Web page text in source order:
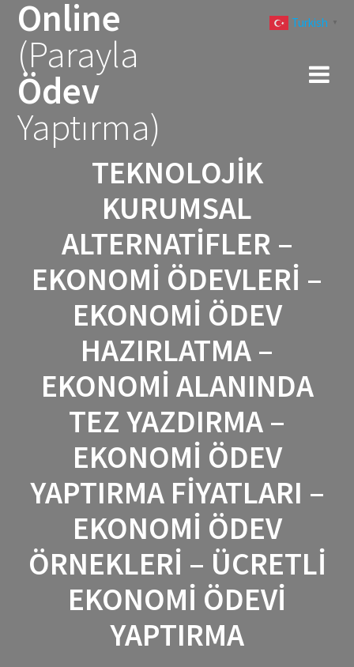
Online
(Parayla
Ödev
Yaptırma)
TEKNOLOJIK
KURUMSAL
ALTERNATIFLER –
EKONOMI ÖDEVLERI –
EKONOMI ÖDEV
HAZIRLATMA –
EKONOMI ALANINDA
TEZ YAZDIRMA –
EKONOMI ÖDEV
YAPTIRMA FIYATLARI –
EKONOMI ÖDEV
ÖRNEKLERI – ÜCRETLI
EKONOMI ÖDEVI
YAPTIRMA
Turkish ▼